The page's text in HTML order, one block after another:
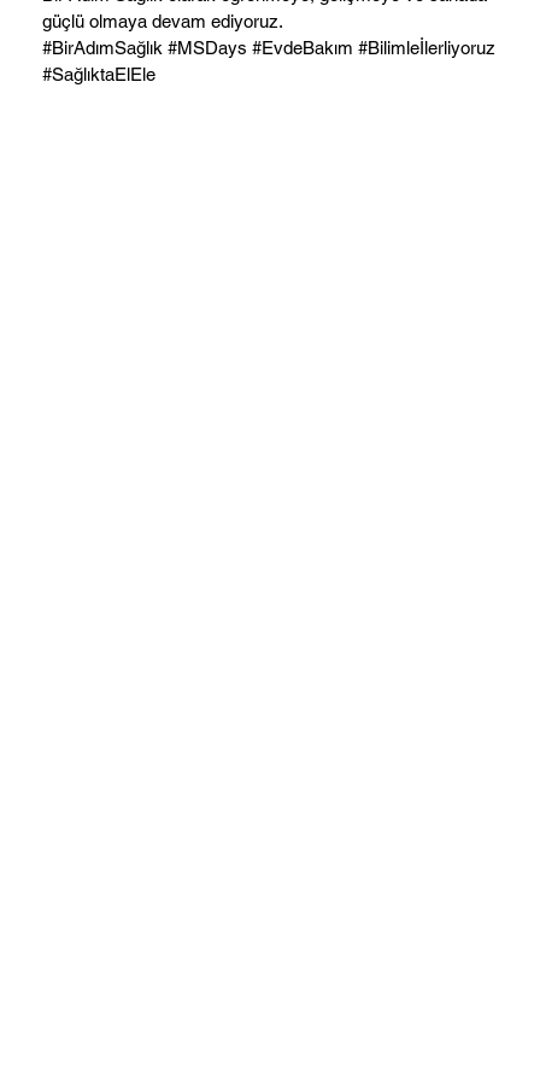
güçlü olmaya devam ediyoruz.
#BirAdımSağlık #MSDays #EvdeBakım #Bilimleİlerliyoruz
#SağlıktaElEle